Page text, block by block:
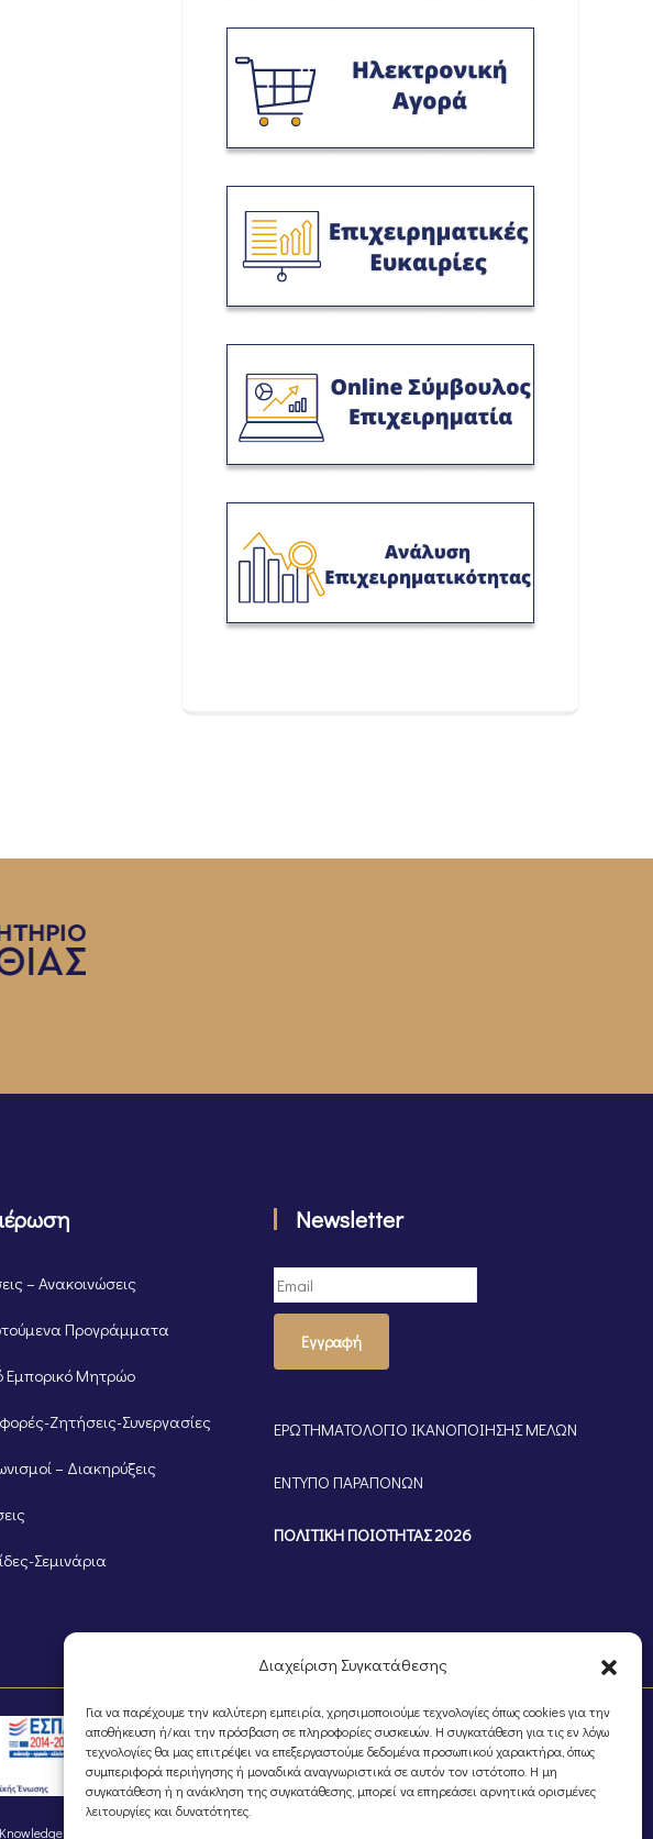
Διαχείριση Συγκατάθεσης
Για να παρέχουμε την καλύτερη εμπειρία, χρησιμοποιούμε τεχνολογίες όπως cookies για την
αποθήκευση ή/και την πρόσβαση σε πληροφορίες συσκευών. Η συγκατάθεση για τις εν λόγω
τεχνολογίες θα μας επιτρέψει να επεξεργαστούμε δεδομένα προσωπικού χαρακτήρα, όπως
συμπεριφορά περιήγησης ή μοναδικά αναγνωριστικά σε αυτόν τον ιστότοπο. Η μη
συγκατάθεση ή η ανάκληση της συγκατάθεσης, μπορεί να επηρεάσει αρνητικά ορισμένες
λειτουργίες και δυνατότητες.
– Ανακοινώσεις
Προγράμματα
Εμπορικό Μητρώο
Ζητήσεις-Συνεργασίες
– Διακηρύξεις
Σεμινάρια
Newsletter
Εγγραφή
ΕΡΩΤΗΜΑΤΟΛΟΓΙΟ ΙΚΑΝΟΠΟΙΗΣΗΣ ΜΕΛΩΝ
ΕΝΤΥΠΟ ΠΑΡΑΠΟΝΩΝ
ΠΟΛΙΤΙΚΗ ΠΟΙΟΤΗΤΑΣ 2026
Knowledge A.E.